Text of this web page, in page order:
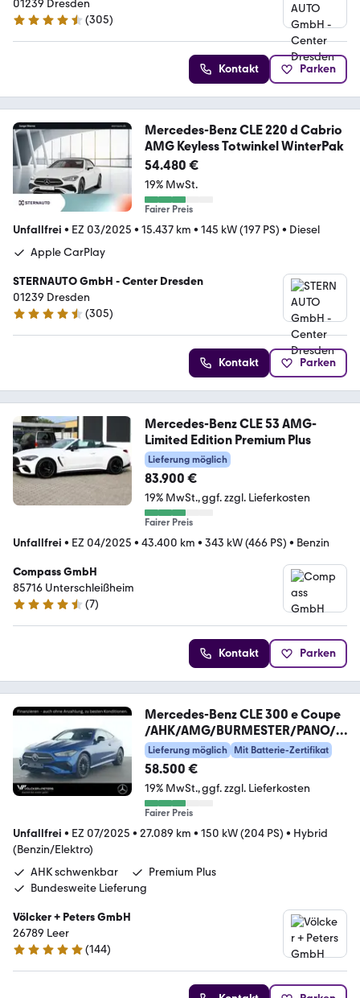
01239 Dresden
4.5 Sterne
(305)
Kontakt Parken
Mercedes-Benz CLE 220 d Cabrio
AMG Keyless Totwinkel WinterPak
54.480 €
19% MwSt.
Fairer Preis
Unfallfrei • EZ 03/2025 • 15.437 km • 145 kW (197 PS) • Diesel
Apple CarPlay
STERNAUTO GmbH - Center Dresden
01239 Dresden
4.5 Sterne
(305)
Kontakt Parken
Mercedes-Benz CLE 53 AMG-
Limited Edition Premium Plus
Lieferung möglich
83.900 €
19% MwSt. ggf. zzgl. Lieferkosten
Fairer Preis
Unfallfrei • EZ 04/2025 • 43.400 km • 343 kW (466 PS) • Benzin
Compass GmbH
85716 Unterschleißheim
4.7 Sterne
(7)
Kontakt Parken
Mercedes-Benz CLE 300 e Coupe
/AHK/AMG/BURMESTER/PANO/F
AP/DIST
Lieferung möglich Mit Batterie-Zertifikat
58.500 €
19% MwSt. ggf. zzgl. Lieferkosten
Fairer Preis
Unfallfrei • EZ 07/2025 • 27.089 km • 150 kW (204 PS) • Hybrid
(Benzin/Elektro)
AHK schwenkbar
Premium Plus
Bundesweite Lieferung
Völcker + Peters GmbH
26789 Leer
4.9 Sterne
(144)